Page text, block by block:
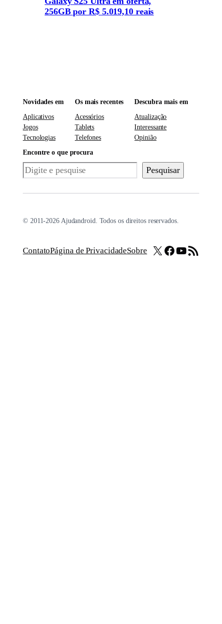
256GB por R$ 5.019,10 reais
Novidades em
Aplicativos
Jogos
Tecnologias
Os mais recentes
Acessórios
Tablets
Telefones
Descubra mais em
Atualização
Interessante
Opinião
Encontre o que procura
Pesquisar Pesquisar
© 2011-2026 Ajudandroid. Todos os direitos reservados.
ContatoPágina de PrivacidadeSobre X Facebook
Youtube
Feed RSS